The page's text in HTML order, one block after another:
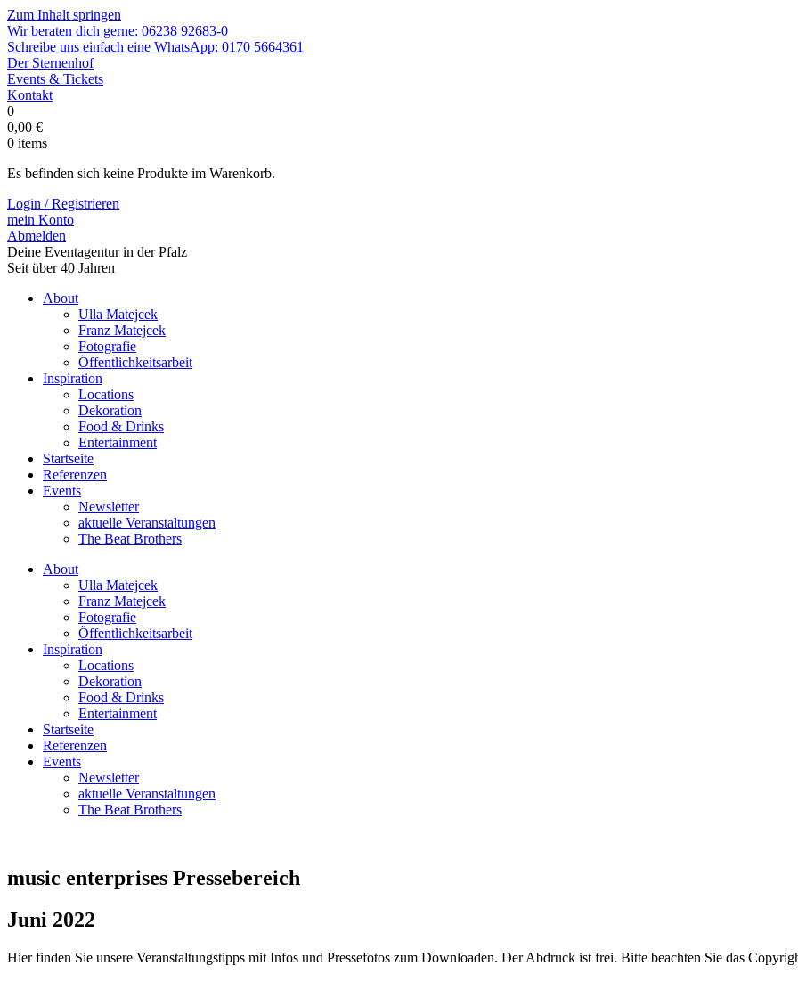
Zum Inhalt springen
Wir beraten dich gerne: 06238 92683-0
Schreibe uns einfach eine WhatsApp: 0170 5664361
Der Sternenhof
Events & Tickets
Kontakt
0
0,00 €
0 items
Es befinden sich keine Produkte im Warenkorb.
Login / Registrieren
mein Konto
Abmelden
Deine Eventagentur in der Pfalz
Seit über 40 Jahren
About
Ulla Matejcek
Franz Matejcek
Fotografie
Öffentlichkeitsarbeit
Inspiration
Locations
Dekoration
Food & Drinks
Entertainment
Startseite
Referenzen
Events
Newsletter
aktuelle Veranstaltungen
The Beat Brothers
About
Ulla Matejcek
Franz Matejcek
Fotografie
Öffentlichkeitsarbeit
Inspiration
Locations
Dekoration
Food & Drinks
Entertainment
Startseite
Referenzen
Events
Newsletter
aktuelle Veranstaltungen
The Beat Brothers
music enterprises Pressebereich
Juni 2022
Hier finden Sie unsere Veranstaltungstipps mit Infos und Pressefotos zum Downloaden. Der Abdruck ist frei. Bitte beachten Sie das